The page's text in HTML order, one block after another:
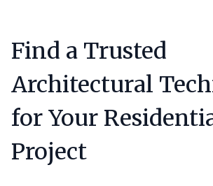
Find a Trusted
Architectural
for Your
Project